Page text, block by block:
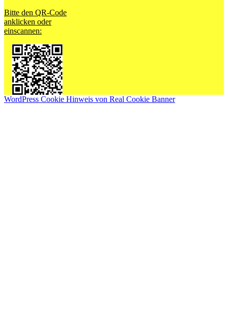
Bitte den QR-Code
anklicken oder
einscannen:
WordPress Cookie Hinweis von Real Cookie Banner